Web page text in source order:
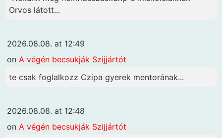
Orvos látott...
2026.08.08. at 12:49
on A végén becsukják Szijjártót
te csak foglalkozz Czipa gyerek mentorának...
2026.08.08. at 12:48
on A végén becsukják Szijjártót